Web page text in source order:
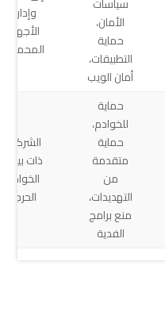
الأمان،
حماية
التطبيقات،
أمان الويب
وإدارة
الأجهزة
المحمولة
حماية
للخوادم،
حماية
متقدمة
من
التهديدات،
منع برامج
الفدية
الشركات
ذات بيئات
الخوادم
الحرجة